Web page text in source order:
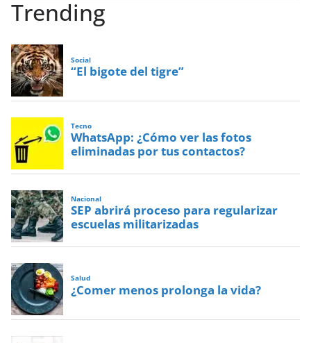
Trending
Social
“El bigote del tigre”
Tecno
WhatsApp: ¿Cómo ver las fotos
eliminadas por tus contactos?
Nacional
SEP abrirá proceso para regularizar
escuelas militarizadas
Salud
¿Comer menos prolonga la vida?